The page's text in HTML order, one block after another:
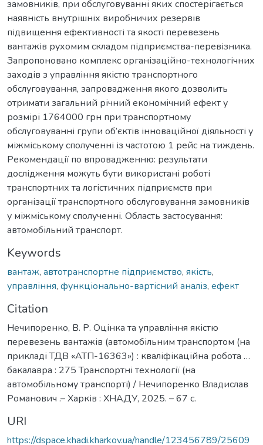
замовників, при обслуговуванні яких спостерігається
наявність внутрішніх виробничих резервів
підвищення ефективності та якості перевезень
вантажів рухомим складом підприємства-перевізника.
Запропоновано комплекс організаційно-технологічних
заходів з управління якістю транспортного
обслуговування, запровадження якого дозволить
отримати загальний річний економічний ефект у
розмірі 1764000 грн при транспортному
обслуговуванні групи об’єктів інноваційної діяльності у
міжміському сполученні із частотою 1 рейс на тиждень.
Рекомендації по впровадженню: результати
дослідження можуть бути використані роботі
транспортних та логістичних підприємств при
організації транспортного обслуговування замовників
у міжміському сполученні. Область застосування:
автомобільний транспорт.
Keywords
вантаж, автотранспортне підприємство, якість,
управління, функціонально-вартісний аналіз, ефект
Citation
Нечипоренко, В. Р. Оцінка та управління якістю
перевезень вантажів (автомобільним транспортом (на
прикладі ТДВ «АТП-16363») : кваліфікаційна робота …
бакалавра : 275 Транспортні технології (на
автомобільному транспорті) / Нечипоренко Владислав
Романович .– Харків : ХНАДУ, 2025. – 67 с.
URI
https://dspace.khadi.kharkov.ua/handle/123456789/25609